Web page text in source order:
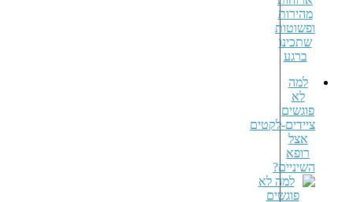
למה
לא
פוגשים
ציידים-לקטים
אצל
רופא
השיניים?